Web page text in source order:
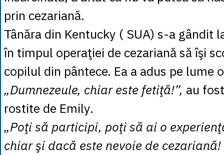
prin cezariană.
Tânăra din Kentucky ( SUA) s-a gândit
în timpul operaţiei de cezariană să îşi
copilul din pântece. Ea a adus pe lume
„Dumnezeule, chiar este fetiţă!”, au
rostite de Emily.
„Poţi să participi, poţi să ai o
chiar şi dacă este nevoie de